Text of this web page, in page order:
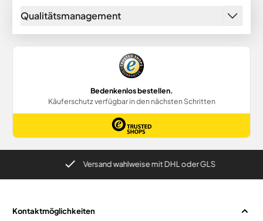
Qualitätsmanagement
Versand wahlweise mit DHL oder GLS
Kontaktmöglichkeiten